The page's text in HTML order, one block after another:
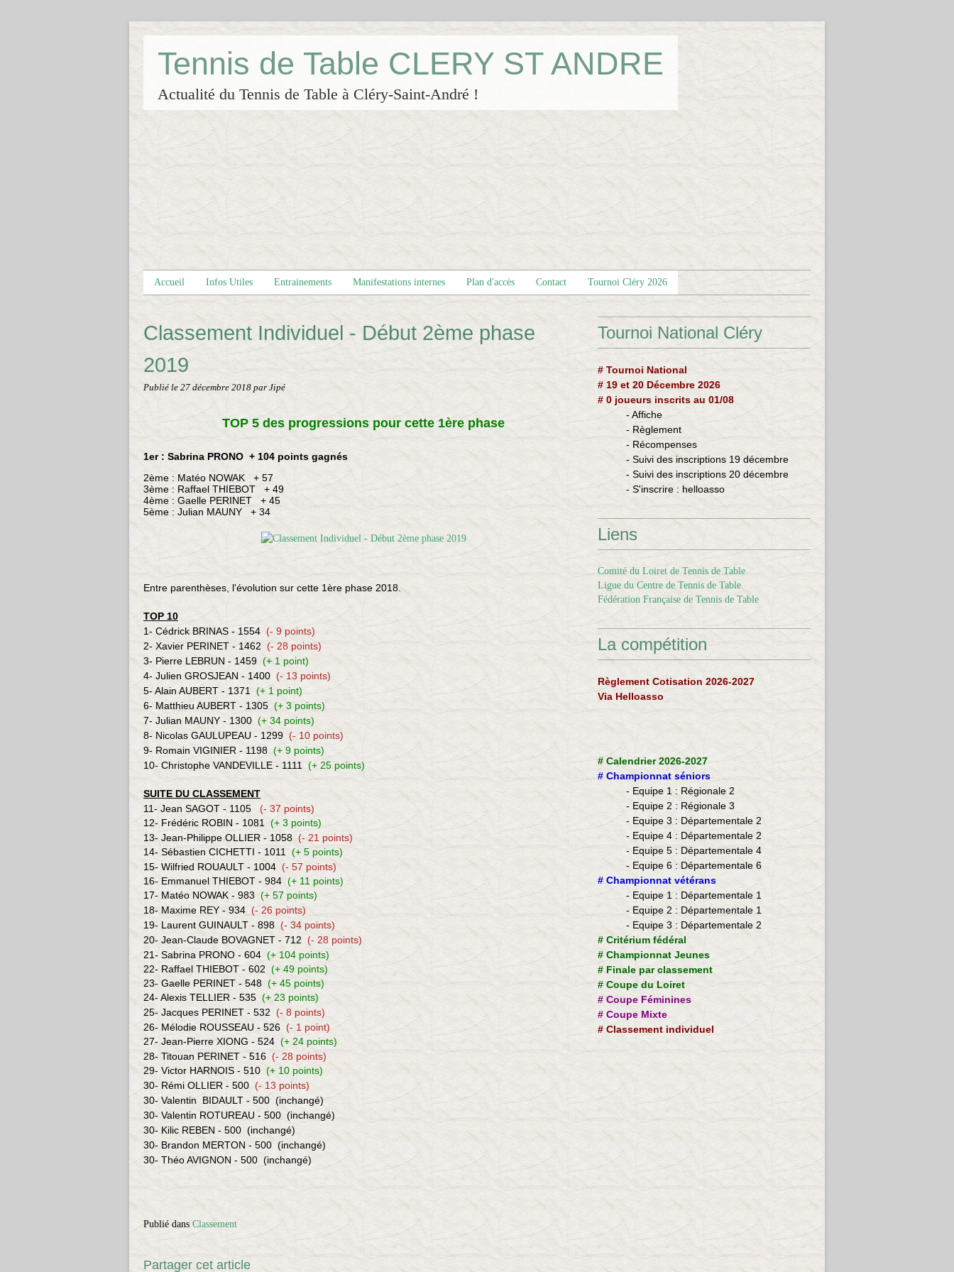
Tennis de Table CLERY ST ANDRE
Actualité du Tennis de Table à Cléry-Saint-André !
Accueil Infos Utiles Entrainements Manifestations internes Plan d'accès Contact Tournoi Cléry 2026
Classement Individuel - Début 2ème phase
2019
Publié le 27 décembre 2018 par Jipé
TOP 5 des progressions pour cette 1ère phase
1er : Sabrina PRONO + 104 points gagnés
2ème : Matéo NOWAK + 57
3ème : Raffael THIEBOT + 49
4ème : Gaelle PERINET + 45
5ème : Julian MAUNY + 34
Entre parenthèses, l'évolution sur cette 1ère phase 2018.
TOP 10
1- Cédrick BRINAS - 1554 (- 9 points)
2- Xavier PERINET - 1462 (- 28 points)
3- Pierre LEBRUN - 1459 (+ 1 point)
4- Julien GROSJEAN - 1400 (- 13 points)
5- Alain AUBERT - 1371 (+ 1 point)
6- Matthieu AUBERT - 1305 (+ 3 points)
7- Julian MAUNY - 1300 (+ 34 points)
8- Nicolas GAULUPEAU - 1299 (- 10 points)
9- Romain VIGINIER - 1198 (+ 9 points)
10- Christophe VANDEVILLE - 1111 (+ 25 points)
SUITE DU CLASSEMENT
11- Jean SAGOT - 1105
(- 37 points)
12- Frédéric ROBIN - 1081 (+ 3 points)
13- Jean-Philippe OLLIER - 1058 (- 21 points)
14- Sébastien CICHETTI - 1011 (+ 5 points)
15- Wilfried ROUAULT - 1004 (- 57 points)
16- Emmanuel THIEBOT - 984 (+ 11 points)
17- Matéo NOWAK - 983 (+ 57 points)
18- Maxime REY - 934 (- 26 points)
19- Laurent GUINAULT - 898 (- 34 points)
20- Jean-Claude BOVAGNET - 712 (- 28 points)
21- Sabrina PRONO - 604 (+ 104 points)
22- Raffael THIEBOT - 602 (+ 49 points)
23- Gaelle PERINET - 548 (+ 45 points)
24- Alexis TELLIER - 535 (+ 23 points)
25- Jacques PERINET - 532 (- 8 points)
26- Mélodie ROUSSEAU - 526 (- 1 point)
27- Jean-Pierre XIONG - 524 (+ 24 points)
28- Titouan PERINET - 516 (- 28 points)
29- Victor HARNOIS - 510 (+ 10 points)
30- Rémi OLLIER - 500 (- 13 points)
30- Valentin BIDAULT - 500 (inchangé)
30- Valentin ROTUREAU - 500 (inchangé)
30- Kilic REBEN - 500 (inchangé)
30- Brandon MERTON - 500 (inchangé)
30- Théo AVIGNON - 500 (inchangé)
Publié dans Classement
Partager cet article
Tournoi National Cléry
# Tournoi National
# 19 et 20 Décembre 2026
# 0 joueurs inscrits au 01/08
- Affiche
- Règlement
- Récompenses
- Suivi des inscriptions 19 décembre
- Suivi des inscriptions 20 décembre
- S'inscrire : helloasso
Liens
Comité du Loiret de Tennis de Table
Ligue du Centre de Tennis de Table
Fédération Française de Tennis de Table
La compétition
Règlement Cotisation 2026-2027
Via Helloasso
# Calendrier 2026-2027
# Championnat séniors
- Equipe 1 : Régionale 2
- Equipe 2 : Régionale 3
- Equipe 3 : Départementale 2
- Equipe 4 : Départementale 2
- Equipe 5 : Départementale 4
- Equipe 6 : Départementale 6
​# Championnat vétérans
- ​Equipe 1 : Départementale 1
- Equipe 2 : Départementale 1
- Equipe 3 : Départementale 2
# Critérium fédéral
# Championnat Jeunes
# Finale par classement
# Coupe du Loiret
# Coupe Féminines
# Coupe Mixte
#Classement individuel